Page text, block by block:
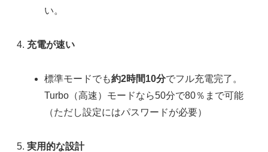
い。
充電が速い
標準モードでも約2時間10分でフル充電完了。
Turbo（高速）モードなら50分で80％まで可能
（ただし設定にはパスワードが必要）
実用的な設計